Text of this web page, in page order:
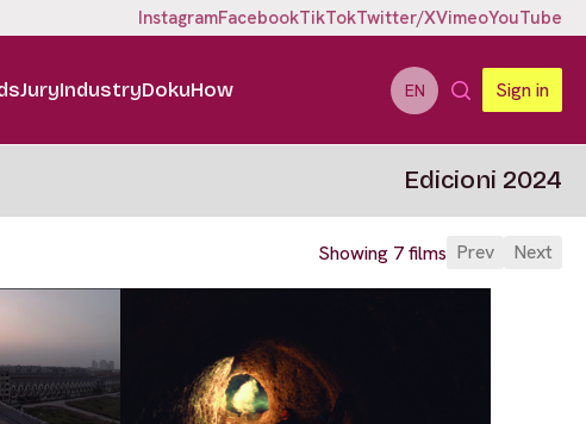
InstagramFacebookTikTokTwitter/XVimeoYouTube
JuryIndustryDokuHow EN Sign in
Edicioni 2024
Showing 7 films Prev Next